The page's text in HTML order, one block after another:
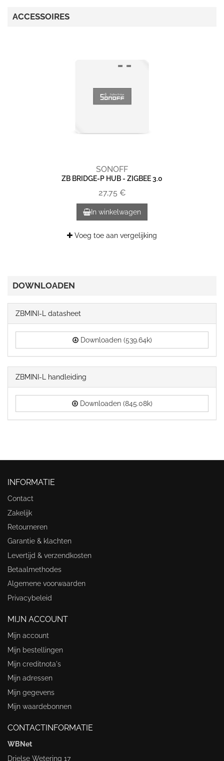
ACCESSOIRES
SONOFF
ZB BRIDGE-P HUB - ZIGBEE 3.0
27,75 €
In winkelwagen
Voeg toe aan vergelijking
DOWNLOADEN
ZBMINI-L datasheet
Downloaden (539.64k)
ZBMINI-L handleiding
Downloaden (845.08k)
INFORMATIE
Contact
Zakelijk
Retourneren
Garantie & klachten
Levertijd & verzendkosten
Betaalmethodes
Algemene voorwaarden
Privacybeleid
MIJN ACCOUNT
Mijn account
Mijn bestellingen
Mijn creditnota's
Mijn adressen
Mijn gegevens
Mijn waardebonnen
CONTACTINFORMATIE
WBNet
Drielse Wetering 17